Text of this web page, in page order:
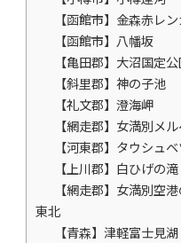
【函館市】金森赤レ
【函館市】八幡坂
【亀田郡】大沼国定
【斜里郡】神の子池
【礼文郡】澄海岬
【網走郡】女満別メ
【河東郡】タウシュ
【上川郡】白ひげの滝
【網走郡】女満別空
東北
【青森】津軽富士見湖